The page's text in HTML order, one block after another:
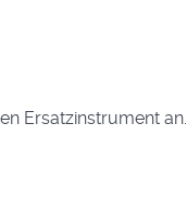
Ersatzinstrument an.